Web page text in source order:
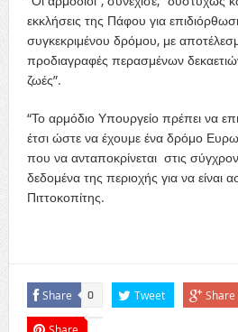
εκκλήσεις της Πάφου για
συγκεκριμένου δρόμου, με
προδιαγραφές περασμένων
ζωές”.
“Το αρμόδιο Υπουργείο πρέπει να
έτσι ώστε να έχουμε ένα δρόμο
που να ανταποκρίνεται στις
δεδομένα της περιοχής για να είναι
Πιττοκοπίτης.
Share 0 Tweet Share